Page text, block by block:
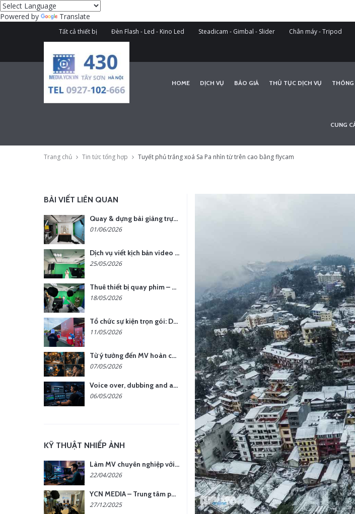
Powered by Translate
Tất cả thiết bị Đèn Flash - Led - Kino Led Steadicam - Gimbal - Slider Chân máy - Tripod
HOME DỊCH VỤ BÁO GIÁ THỦ TỤC DỊCH VỤ THÔNG
CUNG
Trang chủ Tin tức tổng hợp Tuyết phủ trắng xoá Sa Pa nhìn từ trên cao bằng flycam
BÀI VIẾT LIÊN QUAN
Quay & dựng bài giảng trực tuyến – Xu hướng đào tạo thời đại số
01/06/2026
Dịch vụ viết kịch bản video – Bước quan trọng quyết định thành công nội dung
25/05/2026
Thuê thiết bị quay phim – chụp ảnh: Giải pháp tối ưu chi phí cho doanh nghiệp
18/05/2026
Tổ chức sự kiện trọn gói: Doanh nghiệp được gì khi chọn đơn vị chuyên nghiệp?
11/05/2026
Từ ý tưởng đến MV hoàn chỉnh: giải pháp trọn gói tại YCN Media
07/05/2026
Voice over, dubbing and audio production services in Vietnam for global content
06/05/2026
KỸ THUẬT NHIẾP ẢNH
Làm MV chuyên nghiệp với chi phí tối ưu: nên chọn quay thực tế hay video AI?
22/04/2026
YCN MEDIA – Trung tâm phụ kiện quay chụp tại Hà Nội
27/12/2025